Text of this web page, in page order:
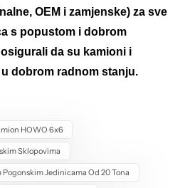
OEM i zamjenske) za sve
s popustom i dobrom
da su kamioni i
dobrom radnom stanju.
HOWO 6x6
Sklopovima
Jedinicama Od 20 Tona